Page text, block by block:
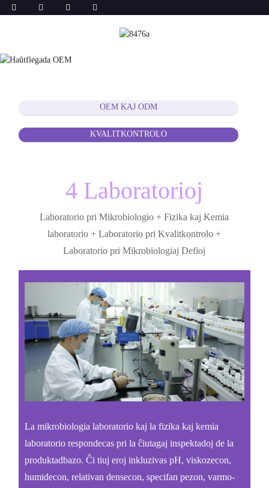
OEM KAJ ODM
KVALITKONTROLO
4 Laboratorioj
Laboratorio pri Mikrobiologio + Fizika kaj Kemia
laboratorio + Laboratorio pri Kvalitkontrolo +
Laboratorio pri Mikrobiologiaj Defioj
La mikrobiologia laboratorio kaj la fizika kaj kemia
laboratorio respondecas pri la ĉiutagaj inspektadoj de la
produktadbazo. Ĉi tiuj eroj inkluzivas pH, viskozecon,
humidecon, relativan densecon, specifan pezon, varmo-